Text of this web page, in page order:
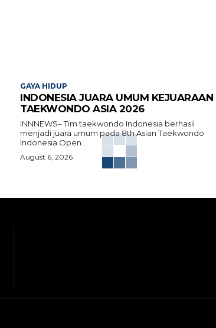
GAYA HIDUP
INDONESIA JUARA UMUM KEJUARAAN
TAEKWONDO ASIA 2026
INNNEWS– Tim taekwondo Indonesia berhasil
menjadi juara umum pada 8th Asian Taekwondo
Indonesia Open...
August 6, 2026